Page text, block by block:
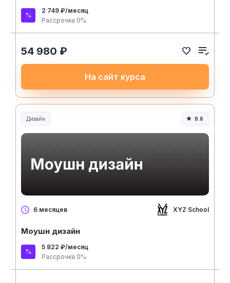
2 749 ₽/месяц
Рассрочка 0%
54 980 ₽
На сайт курса
Дизайн 9.6
6 месяцев XYZ School
Моушн дизайн
5 822 ₽/месяц
Рассрочка 0%